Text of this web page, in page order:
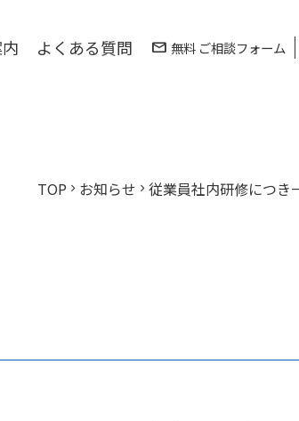
よくある質問 mail 無料 ご相談フォーム
TOP chevron_right お知らせ chevron_right 従業員社内研修につき